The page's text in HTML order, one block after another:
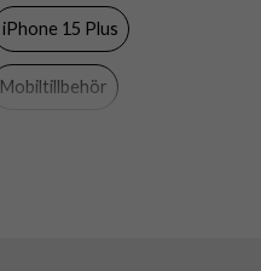
Genomskinlig
Återvunnen plast
iPhone 15 Plus
Mobiltillbehör